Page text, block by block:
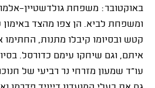
באוקטובר: משפחת גולדשטיין-
ומשפחת לביא. הן צפו מהצד
קטש ובסיומו קיבלו מתנות,
איתם, וגם שיחקו עימם כדורסל.
עו"ד שמעון מזרחי נר רביעי של